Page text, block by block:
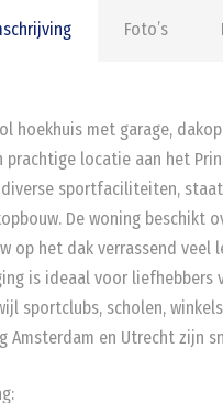
Foto’s
hoekhuis met garage,
prachtige locatie aan het
sportfaciliteiten,
De woning beschikt
op het dak verrassend veel
is ideaal voor liefhebbers
sportclubs, scholen,
Amsterdam en Utrecht zijn